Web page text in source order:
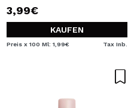
3,99€
KAUFEN
Preis x 100 Ml: 1,99€ Tax Inb.